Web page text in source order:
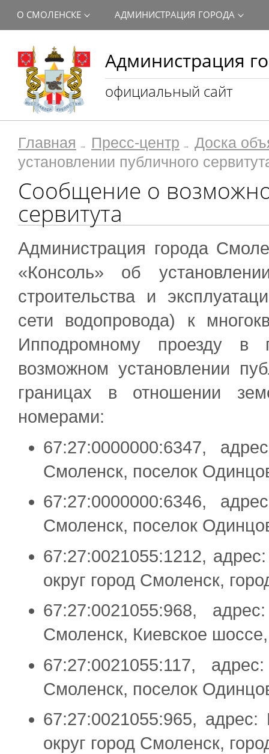
Администрация
официальный сайт
О СМОЛЕНСКЕ АДМИНИСТРАЦИЯ ГОРОДА
Главная Пресс-центр
Доска
установлении публичного
Сообщение о
сервитута
Администрация города
«Консоль» об
строительства и
сети водопровода) к
Ипподромному проезду в
возможном установлении
границах в отношении
номерами:
67:27:0000000:6347,
Смоленск, поселок
67:27:0000000:6346,
Смоленск, поселок
67:27:0021055:1212,
округ город Смоленск,
67:27:0021055:968,
Смоленск, Киевское
67:27:0021055:117,
Смоленск, поселок
67:27:0021055:965,
округ город Смоленск,